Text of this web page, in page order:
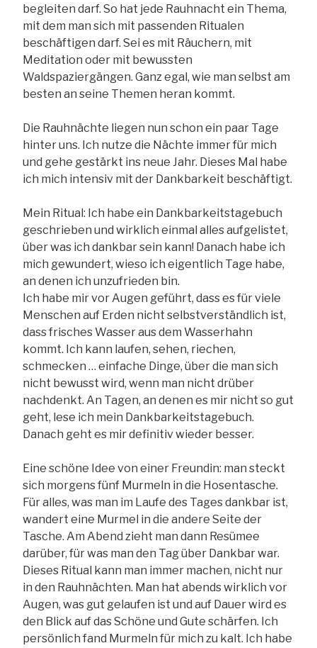
begleiten darf. So hat jede Rauhnacht ein Thema,
mit dem man sich mit passenden Ritualen
beschäftigen darf. Sei es mit Räuchern, mit
Meditation oder mit bewussten
Waldspaziergängen. Ganz egal, wie man selbst am
besten an seine Themen heran kommt.
Die Rauhnächte liegen nun schon ein paar Tage
hinter uns. Ich nutze die Nächte immer für mich
und gehe gestärkt ins neue Jahr. Dieses Mal habe
ich mich intensiv mit der Dankbarkeit beschäftigt.
Mein Ritual: Ich habe ein Dankbarkeitstagebuch
geschrieben und wirklich einmal alles aufgelistet,
über was ich dankbar sein kann! Danach habe ich
mich gewundert, wieso ich eigentlich Tage habe,
an denen ich unzufrieden bin.
Ich habe mir vor Augen geführt, dass es für viele
Menschen auf Erden nicht selbstverständlich ist,
dass frisches Wasser aus dem Wasserhahn
kommt. Ich kann laufen, sehen, riechen,
schmecken … einfache Dinge, über die man sich
nicht bewusst wird, wenn man nicht drüber
nachdenkt. An Tagen, an denen es mir nicht so gut
geht, lese ich mein Dankbarkeitstagebuch.
Danach geht es mir definitiv wieder besser.
Eine schöne Idee von einer Freundin: man steckt
sich morgens fünf Murmeln in die Hosentasche.
Für alles, was man im Laufe des Tages dankbar ist,
wandert eine Murmel in die andere Seite der
Tasche. Am Abend zieht man dann Resümee
darüber, für was man den Tag über Dankbar war.
Dieses Ritual kann man immer machen, nicht nur
in den Rauhnächten. Man hat abends wirklich vor
Augen, was gut gelaufen ist und auf Dauer wird es
den Blick auf das Schöne und Gute schärfen. Ich
persönlich fand Murmeln für mich zu kalt. Ich habe